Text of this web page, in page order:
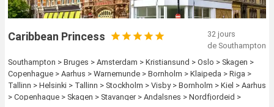
Caribbean Princess
32 jours
de Southampton
Southampton > Bruges > Amsterdam > Kristiansund > Oslo > Skagen >
Copenhague > Aarhus > Warnemunde > Bornholm > Klaipeda > Riga >
Tallinn > Helsinki > Tallinn > Stockholm > Visby > Bornholm > Kiel > Aarhus
> Copenhague > Skagen > Stavanger > Andalsnes > Nordfjordeid >